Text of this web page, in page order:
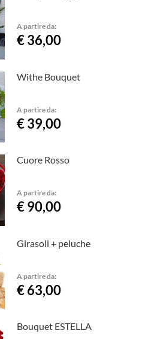
A partire da:
€ 36,00
Withe Bouquet
A partire da:
€ 39,00
Cuore Rosso
A partire da:
€ 90,00
Girasoli + peluche
A partire da:
€ 63,00
Bouquet ESTELLA